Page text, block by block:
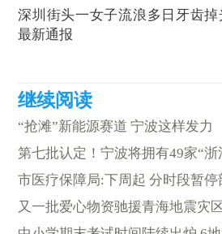
深圳街头一女子流浪多日牙齿掉
最新通报
“抢滩”新能源赛道 宁波这样发力
第七批认定！宁波将拥有49家“浙
市医疗保障局:下周起 分时段暂停
又一批爱心物资驰援青海地震灾